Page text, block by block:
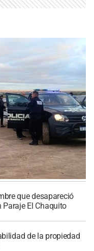
que desapareció
El Chaquito
de la propiedad